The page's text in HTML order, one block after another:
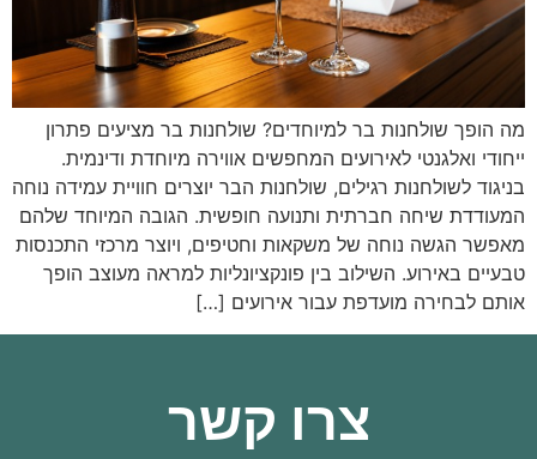
מה הופך שולחנות בר למיוחדים? שולחנות בר מציעים פתרון
ייחודי ואלגנטי לאירועים המחפשים אווירה מיוחדת ודינמית.
בניגוד לשולחנות רגילים, שולחנות הבר יוצרים חוויית עמידה נוחה
המעודדת שיחה חברתית ותנועה חופשית. הגובה המיוחד שלהם
מאפשר הגשה נוחה של משקאות וחטיפים, ויוצר מרכזי התכנסות
טבעיים באירוע. השילוב בין פונקציונליות למראה מעוצב הופך
אותם לבחירה מועדפת עבור אירועים […]
צרו קשר